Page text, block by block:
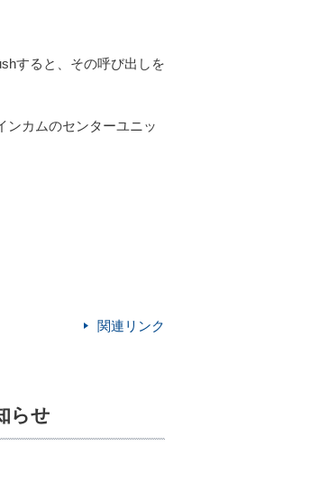
すると、その呼び出しを
ンカムのセンターユニッ
関連リンク
らせ